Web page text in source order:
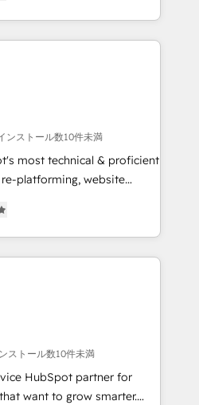
Dedicated HubSpot
25,000+ customers so
and build a better
and customers.
ンストール数10件未満
most technical & proficient
platforming, website
market & enterprise
Expertise Impact
Migration Excellence Impact
Partner 🏆2019
Award 🏆2019
Impact Award 🏆
Impact Award 🏆2017
ストール数10件未満
HubSpot partner for
want to grow smarter.